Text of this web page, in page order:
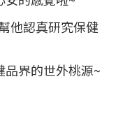
他認真研究保健
品界的世外桃源~